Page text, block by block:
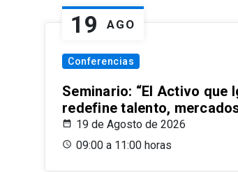
19 AGO
Conferencias
Seminario: “El Activo que
redefine talento,
19 de Agosto de 2026
09:00 a 11:00 horas